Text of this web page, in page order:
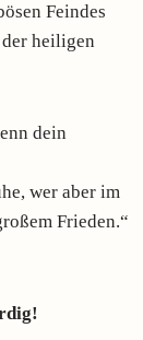
Feindes
heiligen
dein
wer aber im
Frieden.“